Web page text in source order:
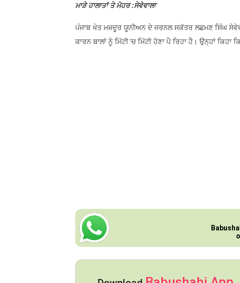
ਮਾੜੇ ਹਾਲਾਤਾਂ ਤੇ ਮੋਹਰ :ਸੇਵੇਵਾਲਾ
ਪੰਜਾਬ ਖੇਤ ਮਜ਼ਦੂਰ ਯੂਨੀਅਨ ਦੇ ਜਰਨਲ ਸਕੱਤਰ ਲਛਮਣ ਸਿੰਘ
ਕਾਰਨ ਬਾਲਾਂ ਨੂੰ ਮਿੱਟੀ ’ਚ ਮਿੱਟੀ ਹੋਣਾ ਪੈ ਰਿਹਾ ਹੈ। ਉਨ੍ਹਾਂ